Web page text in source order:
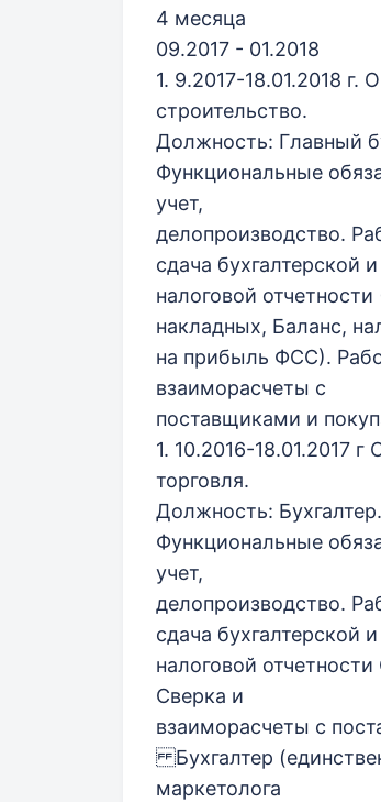
4 месяца
09.2017 - 01.2018
1. 9.2017-18.01.2018
строительство.
Должность: Главный
Функциональные
учет,
делопроизводство.
сдача бухгалтерской и
налоговой
накладных, Баланс,
на прибыль ФСС).
взаиморасчеты с
поставщиками и
1. 10.2016-18.01.2017
торговля.
Должность: Бухгалтер.
Функциональные
учет,
делопроизводство.
сдача бухгалтерской и
налоговой
Сверка и
взаиморасчеты с
Бухгалтер
маркетолога